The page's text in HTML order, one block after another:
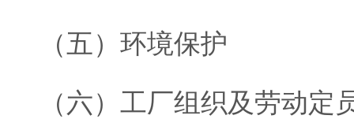
（五）环境保护
（六）工厂组织及劳动定